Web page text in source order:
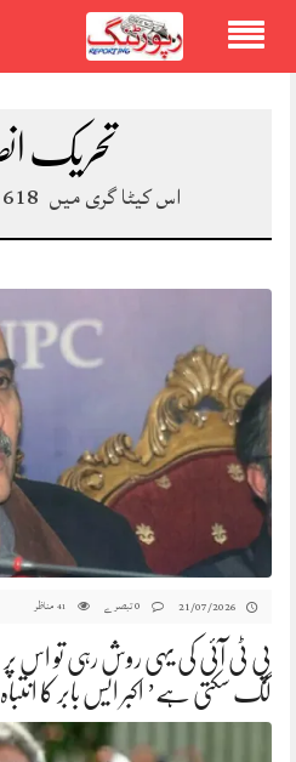
تحریک
اس کیٹا گری میں 618
21/07/2026
41 مناظر
پی ٹی آئی کی یہی روش رہی تو اس
لگ سکتی ہے’ اکبر ایس بابر کا انتباہ